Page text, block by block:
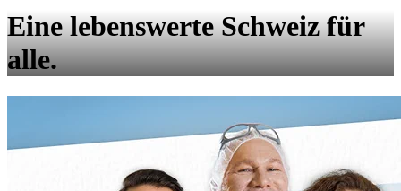
Eine lebenswerte Schweiz für
alle.